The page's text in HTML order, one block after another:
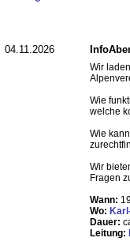
04.11.2026
Wir
Wie
welche
Wie
Wir
Fragen
Wann:
Wo:
Dauer:
Leitung: